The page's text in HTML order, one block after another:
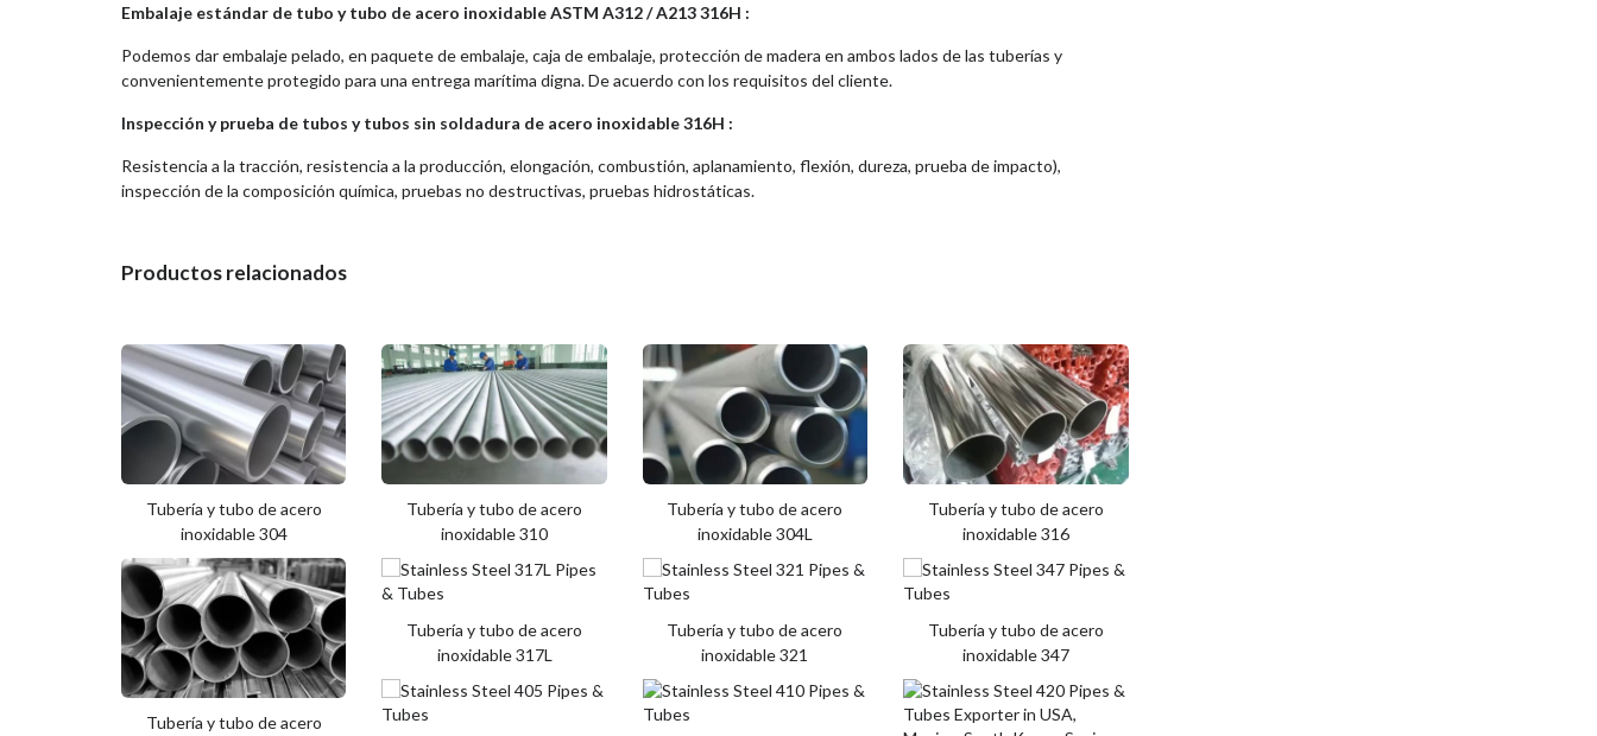
Embalaje estándar de tubo y tubo de acero inoxidable ASTM A312 / A213 316H :
Podemos dar embalaje pelado, en paquete de embalaje, caja de embalaje, protección de madera en ambos lados de las tuberías y
convenientemente protegido para una entrega marítima digna. De acuerdo con los requisitos del cliente.
Inspección y prueba de tubos y tubos sin soldadura de acero inoxidable 316H :
Resistencia a la tracción, resistencia a la producción, elongación, combustión, aplanamiento, flexión, dureza, prueba de impacto),
inspección de la composición química, pruebas no destructivas, pruebas hidrostáticas.
Productos relacionados
Tubería y tubo de acero
inoxidable 304
Tubería y tubo de acero
inoxidable 310
Tubería y tubo de acero
inoxidable 304L
Tubería y tubo de acero
inoxidable 316
Tubería y tubo de acero
Tubería y tubo de acero
inoxidable 317L
Tubería y tubo de acero
inoxidable 321
Tubería y tubo de acero
inoxidable 347